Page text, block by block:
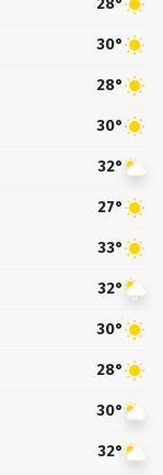
28°
30°
28°
30°
32°
27°
33°
32°
30°
28°
30°
32°